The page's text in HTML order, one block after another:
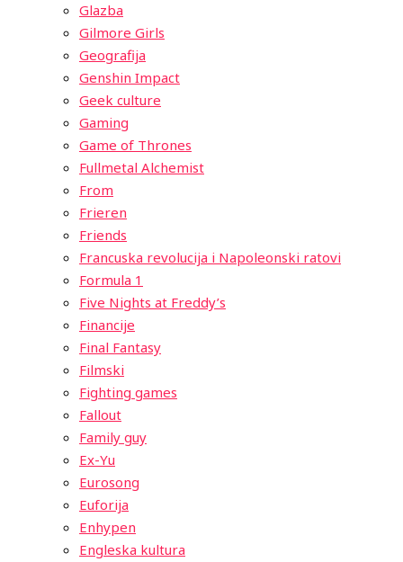
Glazba
Gilmore Girls
Geografija
Genshin Impact
Geek culture
Gaming
Game of Thrones
Fullmetal Alchemist
From
Frieren
Friends
Francuska revolucija i Napoleonski ratovi
Formula 1
Five Nights at Freddy’s
Financije
Final Fantasy
Filmski
Fighting games
Fallout
Family guy
Ex-Yu
Eurosong
Euforija
Enhypen
Engleska kultura